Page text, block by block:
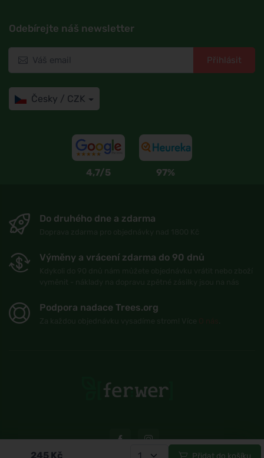
Odebírejte náš newsletter
Přihlásit
Česky / CZK
4,7/5 97%
Do druhého dne a zdarma
Výměny a vrácení zdarma do 90 dnů
Podpora nadace Trees.org
245Kč Přidat do košíku